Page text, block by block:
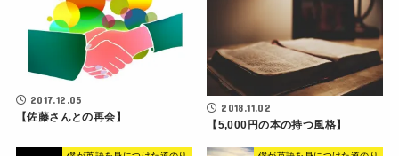
2017.12.05
【佐藤さんとの再会】
2018.11.02
【5,000円の本の持つ風格】